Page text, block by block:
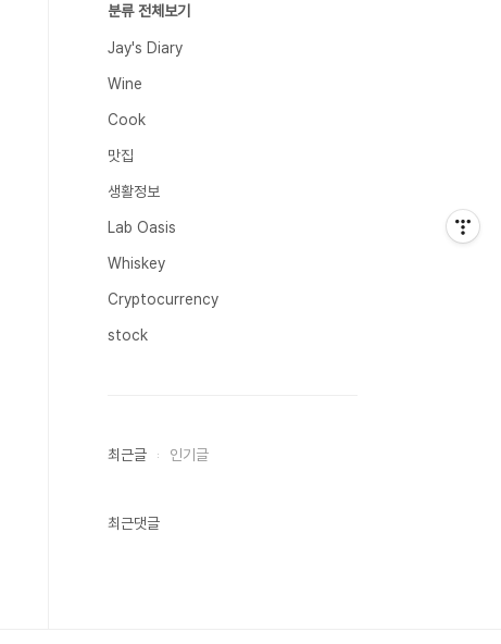
cherry blossoms from the Cinsault and..
분류 전체보기
Jay's Diary
Wine
Cook
맛집
생활정보
Lab Oasis
Whiskey
Cryptocurrency
stock
최근글 인기글
최근댓글